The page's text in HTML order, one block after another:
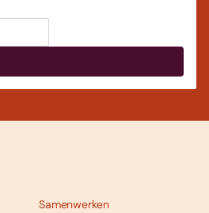
Samenwerken